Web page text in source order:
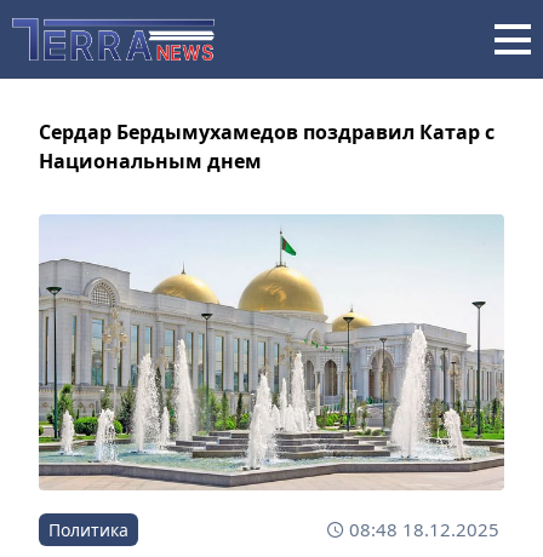
Сердар Бердымухамедов поздравил Катар с
Национальным днем
Политика 08:48 18.12.2025